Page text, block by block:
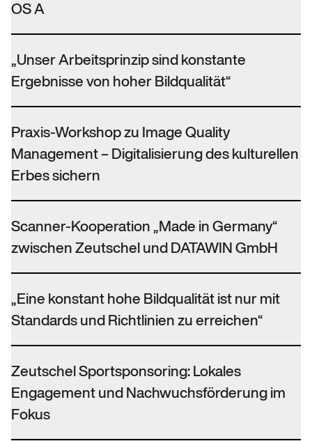
OS A
„Unser Arbeitsprinzip sind konstante
Ergebnisse von hoher Bildqualität“
Praxis-Workshop zu Image Quality
Management – Digitalisierung des kulturellen
Erbes sichern
Scanner-Kooperation „Made in Germany“
zwischen Zeutschel und DATAWIN GmbH
„Eine konstant hohe Bildqualität ist nur mit
Standards und Richtlinien zu erreichen“
Zeutschel Sportsponsoring: Lokales
Engagement und Nachwuchsförderung im
Fokus